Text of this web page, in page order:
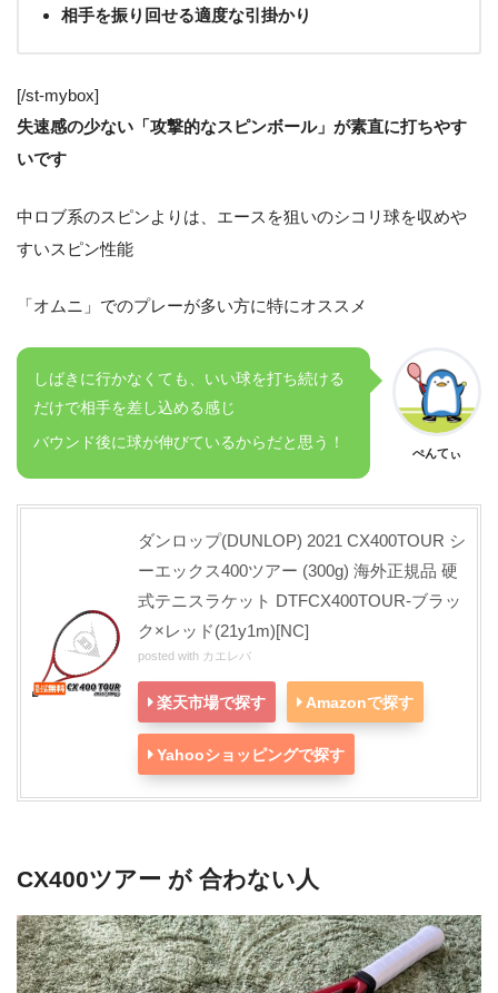
相手を振り回せる適度な引掛かり
[/st-mybox]
失速感の少ない「攻撃的なスピンボール」が素直に打ちやす
いです
中ロブ系のスピンよりは、エースを狙いのシコリ球を収めや
すいスピン性能
「オムニ」でのプレーが多い方に特にオススメ
しばきに行かなくても、いい球を打ち続ける
だけで相手を差し込める感じ
バウンド後に球が伸びているからだと思う！
ぺんてぃ
ダンロップ(DUNLOP) 2021 CX400TOUR シ
ーエックス400ツアー (300g) 海外正規品 硬
式テニスラケット DTFCX400TOUR-ブラッ
ク×レッド(21y1m)[NC]
posted with カエレバ
楽天市場で探す Amazonで探す
Yahooショッピングで探す
CX400ツアー が 合わない人